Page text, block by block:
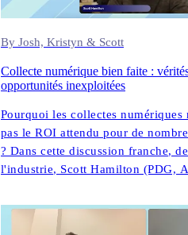
By Josh, Kristyn & Scott
Collecte numérique bien faite :
opportunités inexploitées
Pourquoi les collectes numériques
pas le ROI attendu pour de
? Dans cette discussion franche,
l'industrie, Scott Hamilton (PDG,
Foreman (PDG et fondateur,
perspectives sans filtre sur ce qui